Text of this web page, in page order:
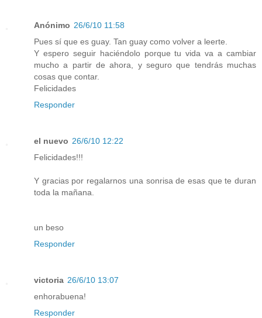
Anónimo 26/6/10 11:58
Pues sí que es guay. Tan guay como volver a leerte.
Y espero seguir haciéndolo porque tu vida va a cambiar
mucho a partir de ahora, y seguro que tendrás muchas
cosas que contar.
Felicidades
Responder
el nuevo 26/6/10 12:22
Felicidades!!!
Y gracias por regalarnos una sonrisa de esas que te duran
toda la mañana.
un beso
Responder
victoria 26/6/10 13:07
enhorabuena!
Responder